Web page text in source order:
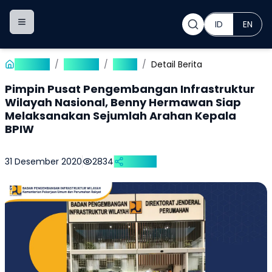
Toggle navigation menu ID EN
/ / / Detail Berita
Pimpin Pusat Pengembangan Infrastruktur
Wilayah Nasional, Benny Hermawan Siap
Melaksanakan Sejumlah Arahan Kepala
BPIW
31 Desember 2020 2834